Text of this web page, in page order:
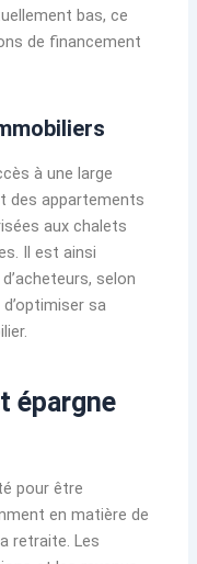
bas, ce
de financement
à une large
des appartements
aux chalets
Il est ainsi
selon
sa
épargne
pour être
en matière de
retraite. Les